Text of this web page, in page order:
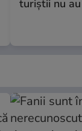
turiştii nu